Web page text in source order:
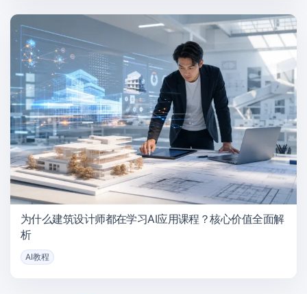
为什么建筑设计师都在学习AI应用课程？核心价值全面解
析
AI教程